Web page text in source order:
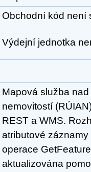
Obchodní kód není
Výdejní jednotka
Mapová služba
nemovitostí
REST a WMS.
atributové
operace
aktualizována